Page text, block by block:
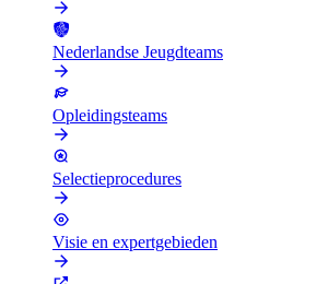
Nederlandse Jeugdteams
Opleidingsteams
Selectieprocedures
Visie en expertgebieden